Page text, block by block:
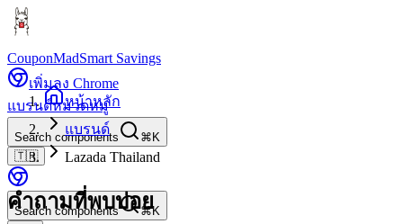
CouponMadSmart Savings
เพิ่มลง Chrome
แบรนด์หมวดหมู่
Search components
⌘K
🇹🇭
Search components ⌘K
หน้าหลัก
แบรนด์
Lazada Thailand
คำถามที่พบบ่อย